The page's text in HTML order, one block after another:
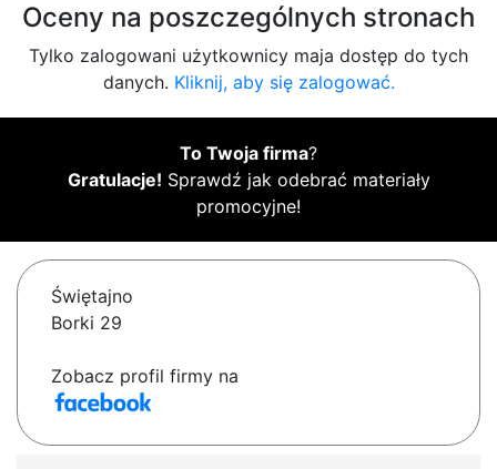
Oceny na poszczególnych stronach
Tylko zalogowani użytkownicy maja dostęp do tych
danych. Kliknij, aby się zalogować.
To Twoja firma?
Gratulacje! Sprawdź jak odebrać materiały
promocyjne!
Świętajno
Borki 29
Zobacz profil firmy na